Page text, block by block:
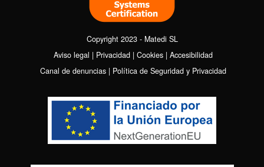
Copyright 2023 - Matedi SL
Aviso legal | Privacidad | Cookies | Accesibilidad
Canal de denuncias | Política de Seguridad y Privacidad